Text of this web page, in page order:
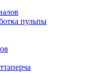
пульпы